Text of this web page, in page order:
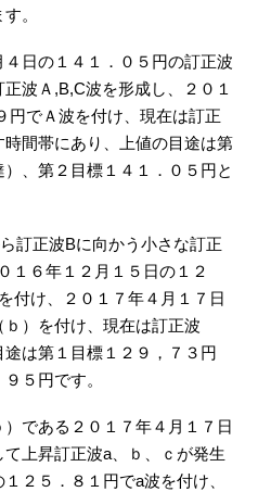
。
日の１４１．０５円の訂正波
波Ａ,B,C波を形成し、２０１
円でＡ波を付け、現在は訂正
間帯にあり、上値の目途は第
、第２目標１４１．０５円と
訂正波Bに向かう小さな訂正
１６年１２月１５日の１２
付け、２０１７年４月１７日
）を付け、現在は訂正波
途は第１目標１２９，７３円
５円です。
である２０１７年４月１７日
上昇訂正波a、ｂ、ｃが発生
２５．８１円でa波を付け、